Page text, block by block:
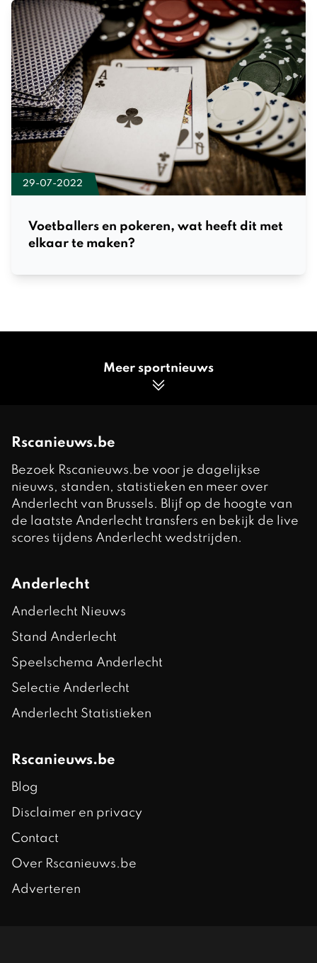
29-07-2022
Voetballers en pokeren, wat heeft dit met
elkaar te maken?
Meer sportnieuws
Rscanieuws.be
Bezoek Rscanieuws.be voor je dagelijkse
nieuws, standen, statistieken en meer over
Anderlecht van Brussels. Blijf op de hoogte van
de laatste Anderlecht transfers en bekijk de live
scores tijdens Anderlecht wedstrijden.
Anderlecht
Anderlecht Nieuws
Stand Anderlecht
Speelschema Anderlecht
Selectie Anderlecht
Anderlecht Statistieken
Rscanieuws.be
Blog
Disclaimer en privacy
Contact
Over Rscanieuws.be
Adverteren